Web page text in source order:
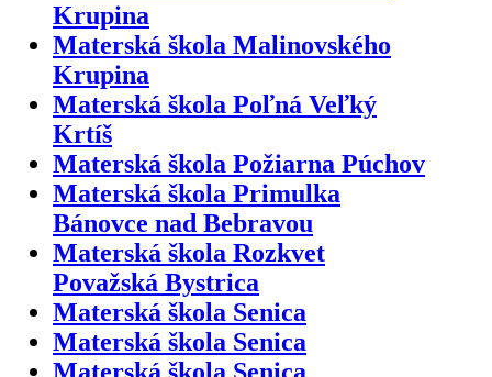
Krupina
Materská škola Malinovského
Krupina
Materská škola Poľná Veľký
Krtíš
Materská škola Požiarna Púchov
Materská škola Primulka
Bánovce nad Bebravou
Materská škola Rozkvet
Považská Bystrica
Materská škola Senica
Materská škola Senica